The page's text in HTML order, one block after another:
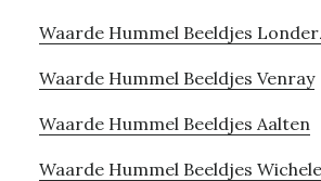
Waarde Hummel Beeldjes
Waarde Hummel Beeldjes Venray
Waarde Hummel Beeldjes Aalten
Waarde Hummel Beeldjes